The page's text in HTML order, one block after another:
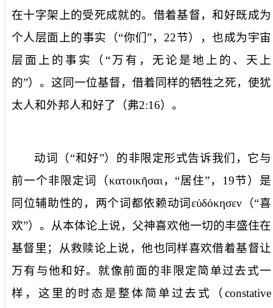
在十字架上的受死成就的。借着基督，和好既成为
个人层面上的事实（“你们”，22节），也成为宇宙
层面上的事实（“万有，无论是地上的、天上
的”）。这同一位基督，借着同样的牺牲之死，使犹
太人和外邦人和好了（弗2:16）。
动词（“和好”）的非限定形式告诉我们，它与
前一个非限定词（κατοικῆσαι，“居住”， 19节）是
同位辅助性的，两个词都依赖动词εὐδόκησεν （“喜
欢”）。从本体论上说，父神喜欢他一切的丰盛住在
基督里；从救赎论上说，他也同样喜欢借着基督让
万有与他和好。就像前面的非限定简单过去式一
样，这里的时态是整体简单过去式（ constative